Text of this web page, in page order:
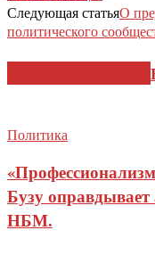
Следующая статьяО
политического
Политика
Бузу
НБМ.